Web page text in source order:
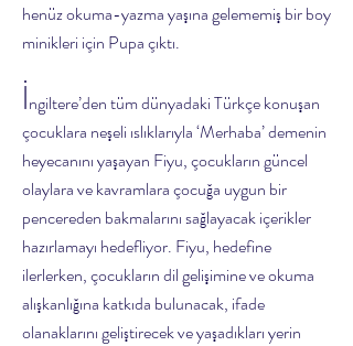
henüz okuma-yazma yaşına gelememiş bir boy
minikleri için Pupa çıktı.
İngiltere’den tüm dünyadaki Türkçe konuşan
çocuklara neşeli ıslıklarıyla ‘Merhaba’ demenin
heyecanını yaşayan Fiyu, çocukların güncel
olaylara ve kavramlara çocuğa uygun bir
pencereden bakmalarını sağlayacak içerikler
hazırlamayı hedefliyor. Fiyu, hedefine
ilerlerken, çocukların dil gelişimine ve okuma
alışkanlığına katkıda bulunacak, ifade
olanaklarını geliştirecek ve yaşadıkları yerin